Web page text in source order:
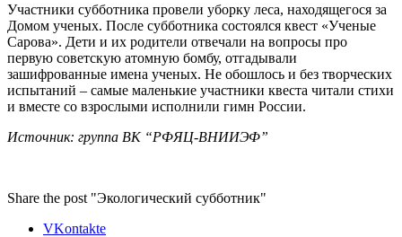
Участники субботника провели уборку леса, находящегося за
Домом ученых. После субботника состоялся квест «Ученые
Сарова». Дети и их родители отвечали на вопросы про
первую советскую атомную бомбу, отгадывали
зашифрованные имена ученых. Не обошлось и без творческих
испытаний – самые маленькие участники квеста читали стихи
и вместе со взрослыми исполнили гимн России.
Источник: группа ВК “РФЯЦ-ВНИИЭФ”
Share the post "Экологический субботник"
VKontakte